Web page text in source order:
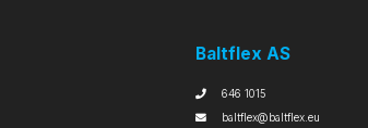
Baltflex AS
646 1015
baltflex@baltflex.eu